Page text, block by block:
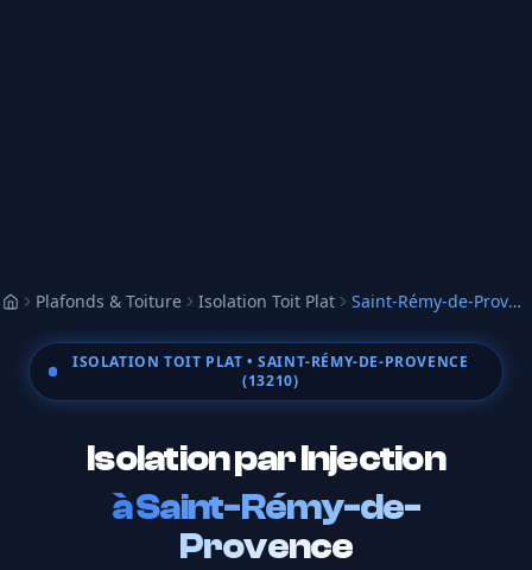
AccueilPlafonds & Toiture Isolation Toit Plat Saint-Rémy-de-Provence
ISOLATION TOIT PLAT • SAINT-RÉMY-DE-PROVENCE
(13210)
Isolation par Injection
àSaint-Rémy-de-
Provence